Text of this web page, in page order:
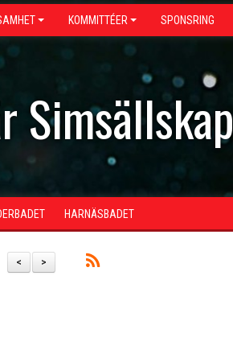
KOMMITTÉER SPONSRING
Simsällskap
HARNÄSBADET
>
<